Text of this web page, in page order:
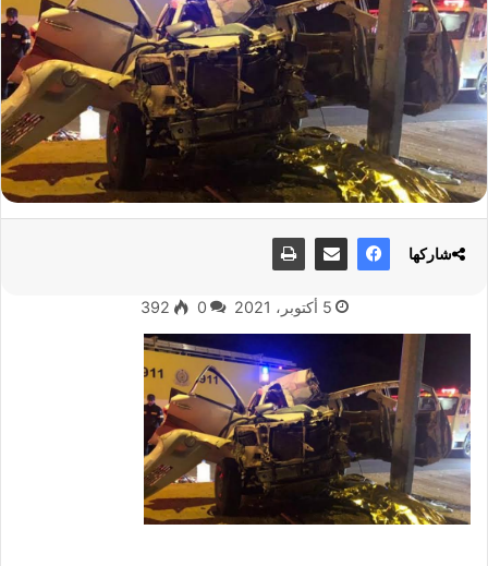
5 أكتوبر، 2021 0
392
شاركها